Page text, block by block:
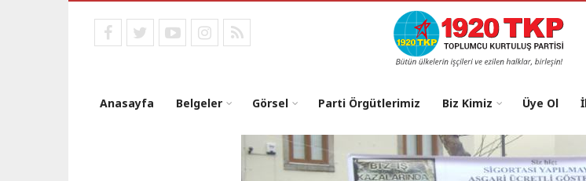
facebooktwitteryoutubeinstagram
RSS
Anasayfa Belgeler Görsel Parti Örgütlerimiz Biz Kimiz Üye Ol